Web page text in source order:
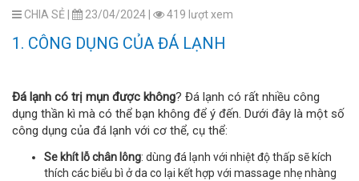
CHIA SẺ | 23/04/2024 | 419 lượt xem
1. CÔNG DỤNG CỦA ĐÁ LẠNH
Đá lạnh có trị mụn được không? Đá lạnh có rất nhiều công
dụng thần kì mà có thể bạn không để ý đến. Dưới đây là một số
công dụng của đá lạnh với cơ thể, cụ thể:
Se khít lỗ chân lông: dùng đá lạnh với nhiệt độ thấp sẽ kích
thích các biểu bì ở da co lại kết hợp với massage nhẹ nhàng